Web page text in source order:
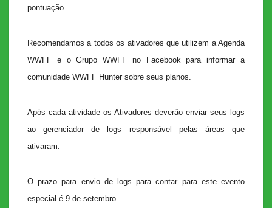
pontuação.
Recomendamos a todos os ativadores que utilizem a Agenda
WWFF e o Grupo WWFF no Facebook para informar a
comunidade WWFF Hunter sobre seus planos.
Após cada atividade os Ativadores deverão enviar seus logs
ao gerenciador de logs responsável pelas áreas que
ativaram.
O prazo para envio de logs para contar para este evento
especial é 9 de setembro.